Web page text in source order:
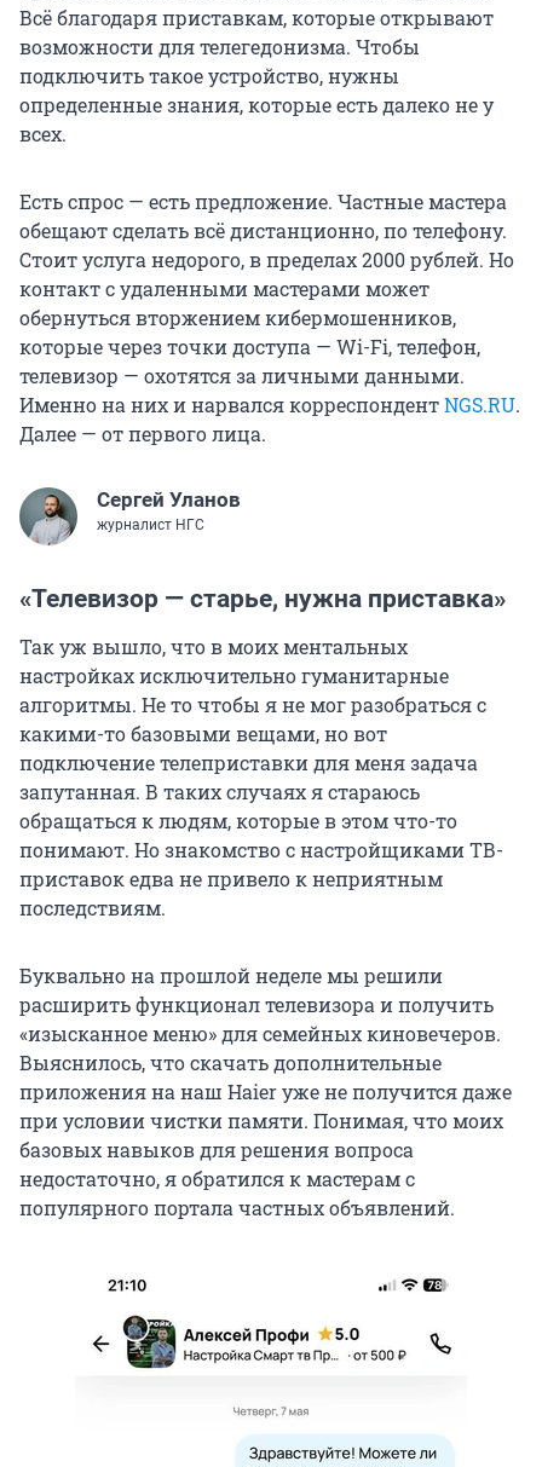
Всё благодаря приставкам, которые открывают
возможности для телегедонизма. Чтобы
подключить такое устройство, нужны
определенные знания, которые есть далеко не у
всех.
Есть спрос — есть предложение. Частные мастера
обещают сделать всё дистанционно, по телефону.
Стоит услуга недорого, в пределах 2000 рублей. Но
контакт с удаленными мастерами может
обернуться вторжением кибермошенников,
которые через точки доступа — Wi-Fi, телефон,
телевизор — охотятся за личными данными.
Именно на них и нарвался корреспондентNGS.RU.
Далее — от первого лица.
Сергей Уланов
журналист НГС
«Телевизор — старье, нужна приставка»
Так уж вышло, что в моих ментальных
настройках исключительно гуманитарные
алгоритмы. Не то чтобы я не мог разобраться с
какими-то базовыми вещами, но вот
подключение телеприставки для меня задача
запутанная. В таких случаях я стараюсь
обращаться к людям, которые в этом что-то
понимают. Но знакомство с настройщиками ТВ-
приставок едва не привело к неприятным
последствиям.
Буквально на прошлой неделе мы решили
расширить функционал телевизора и получить
«изысканное меню» для семейных киновечеров.
Выяснилось, что скачать дополнительные
приложения на наш Haier уже не получится даже
при условии чистки памяти. Понимая, что моих
базовых навыков для решения вопроса
недостаточно, я обратился к мастерам с
популярного портала частных объявлений.